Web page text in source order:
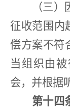
（三
征收范围内
偿方案不符
当组织由
会，并根据
第十四